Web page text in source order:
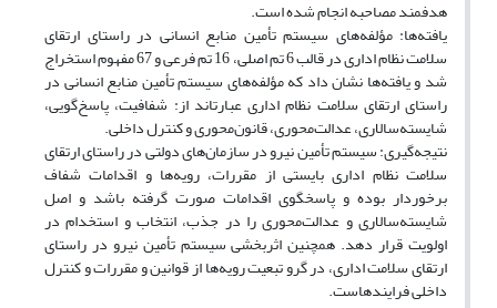
هدفمند مصاحبه انجام شده است.
یافته‌ها: مؤلفه‌های سیستم تأمین منابع انسانی در راستای ارتقای
سلامت نظام اداری در قالب 6 تم اصلی، 16 تم فرعی و 67 مفهوم استخراج
شد و یافته‌ها نشان داد که مؤلفه‌های سیستم تأمین منابع انسانی در
راستای ارتقای سلامت نظام اداری عبارت‎اند از: شفافیت، پاسخ‌گویی،
شایسته‌سالاری، عدالت‌محوری، قانون‌محوری و کنترل داخلی.
نتیجه‌گیری: سیستم تأمین نیرو در سازمان‌های دولتی در راستای ارتقای
سلامت نظام اداری بایستی از مقررات، رویه‌ها و اقدامات شفاف
برخوردار بوده و پاسخ‎گوی اقدامات صورت گرفته باشد و اصل
شایسته‌سالاری و عدالت‌محوری را در جذب، انتخاب و استخدام در
اولویت قرار دهد. همچنین اثربخشی سیستم تأمین نیرو در راستای
ارتقای سلامت اداری، در گرو تبعیت رویه‌ها از قوانین و مقررات و کنترل
داخلی فرایندهاست.